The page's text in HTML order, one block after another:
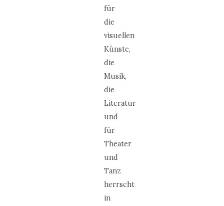
für
die
visuellen
Künste,
die
Musik,
die
Literatur
und
für
Theater
und
Tanz
herrscht
in